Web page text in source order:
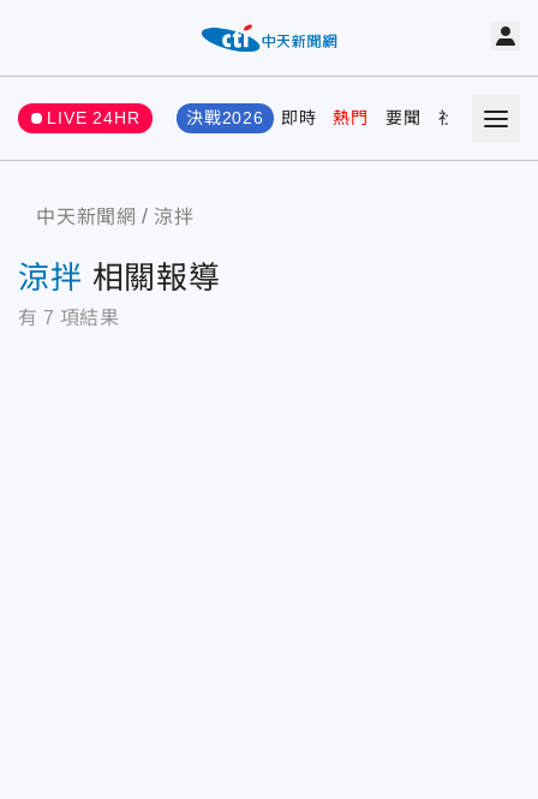
LIVE 24HR 決戰2026 即時 熱門 要聞 社會 娛樂
中天新聞網 涼拌
涼拌 相關報導
有 7 項結果